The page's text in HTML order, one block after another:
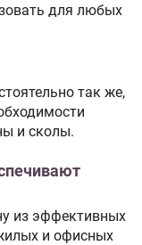
для любых
так же,
и сколы.
из эффективных
и офисных